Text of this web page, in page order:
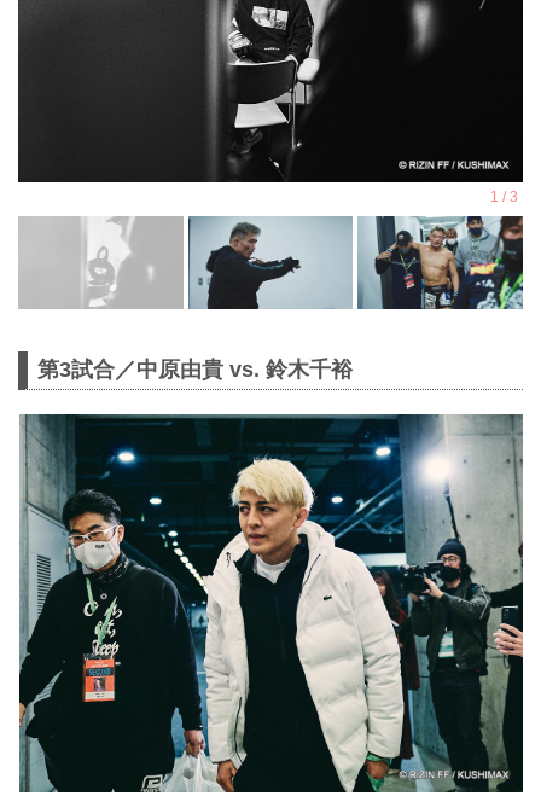
第3試合／中原由貴 vs. 鈴木千裕